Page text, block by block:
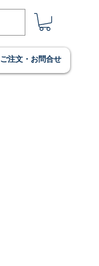
ご注文・お問合せ